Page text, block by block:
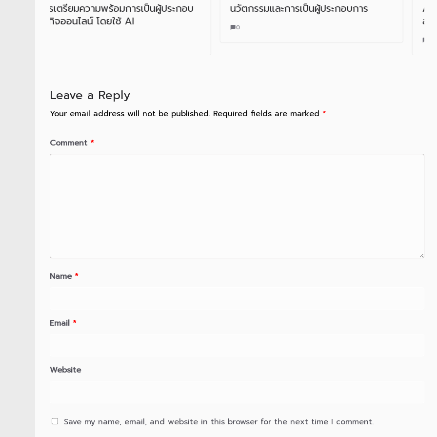
มการเป็นผู้ประกอบ
นวัตกรรมและการเป็นผู้ประกอบการ
0
AI กับการพลิกโฉมกลยุทธ์ทางก
Leave a Reply
Your email address will not be published. Required fields are marked *
Comment *
Name *
Email *
Website
Save my name, email, and website in this browser for the next time I comment.